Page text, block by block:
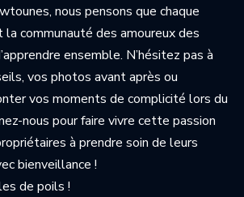
nous pensons que chaque
la communauté des amoureux des
ensemble. N’hésitez pas à
vos photos avant après ou
vos moments de complicité lors du
nous pour faire vivre cette passion
à prendre soin de leurs
bienveillance !
de poils !